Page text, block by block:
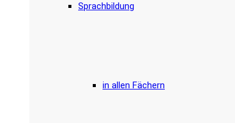
Sprachbildung
in allen Fächern